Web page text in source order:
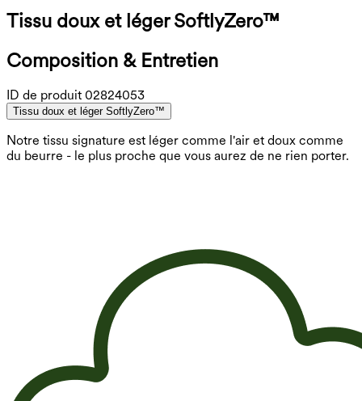
Tissu doux et léger SoftlyZero™
Composition & Entretien
ID de produit 02824053
Tissu doux et léger SoftlyZero™
Notre tissu signature est léger comme l'air et doux comme
du beurre - le plus proche que vous aurez de ne rien porter.